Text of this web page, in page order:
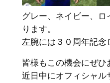
グレー、ネイビー、
ります。
左腕には３０周年記念
皆様もこの機会にぜひ
近日中にオフィシャル